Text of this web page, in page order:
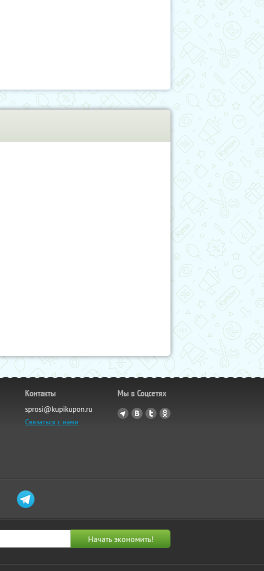
Контакты
sprosi@kupikupon.ru
Связаться с нами
Мы в Соцсетях